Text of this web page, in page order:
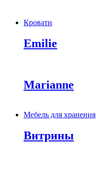
Кровати
Emilie
Marianne
Мебель для хранения
Витрины